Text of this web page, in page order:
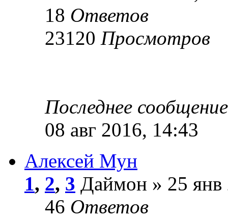
18 Ответов
23120 Просмотров
Последнее
08 авг 2016, 14:43
Алексей Мун
1, 2, 3 Даймон » 25 янв
46 Ответов